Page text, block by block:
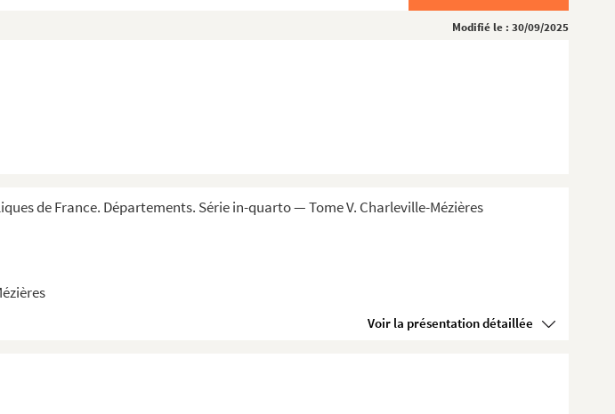
Modifié le : 30/09/2025
de France. Départements. Série in-quarto — Tome V. Charleville-Mézières
Voir la présentation détaillée